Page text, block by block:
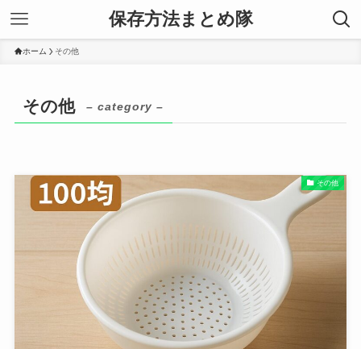
保存方法まとめ隊
ホーム その他
その他 – category –
その他